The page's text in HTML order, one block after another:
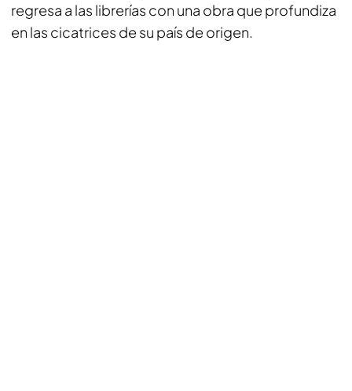
regresa a las librerías con una obra que profundiza
en las cicatrices de su país de origen.